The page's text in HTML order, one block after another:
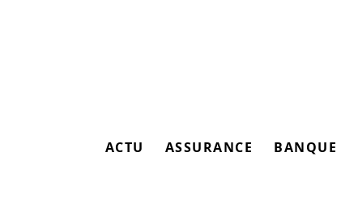
ACTU ASSURANCE BANQUE